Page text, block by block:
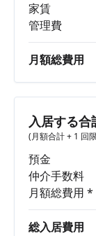
家賃
管理費
月額総費用
入居する合
(月額合計 + 1 回
預金
仲介手数料
月額総費用 *
総入居費用